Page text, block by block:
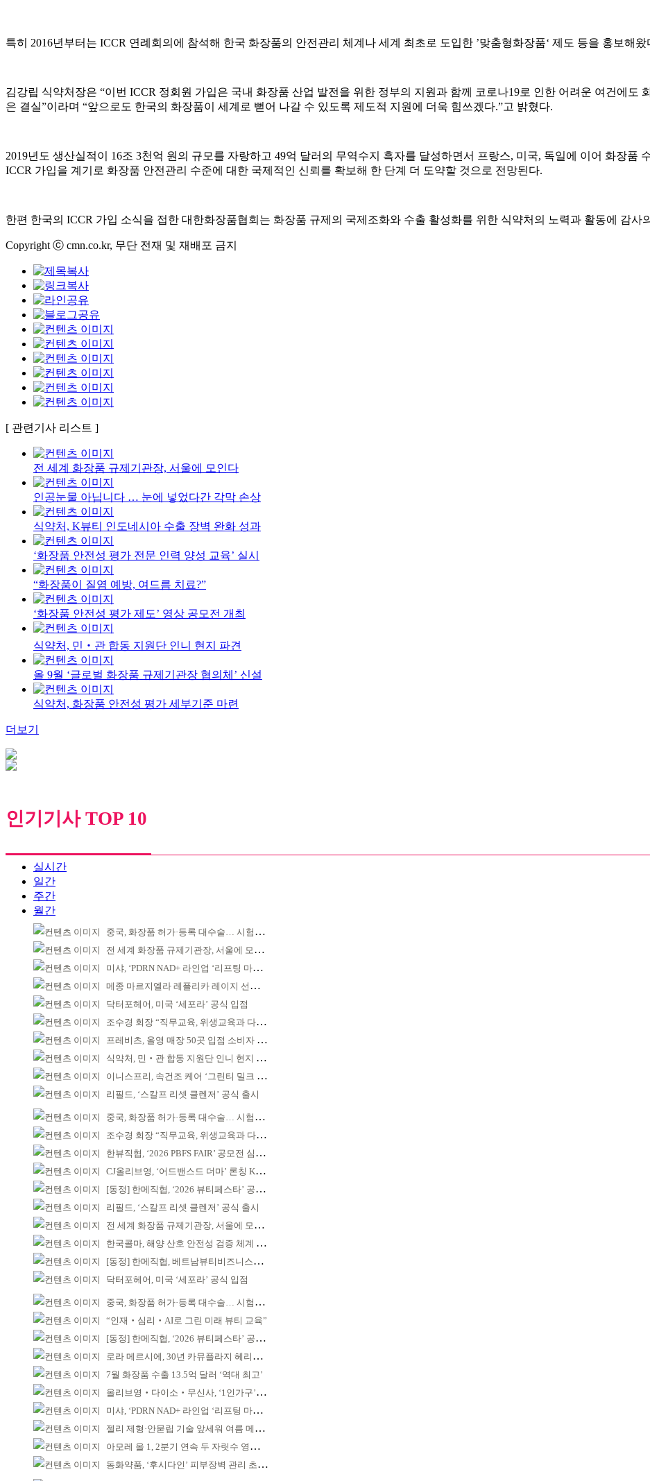
특히 2016년부터는 ICCR 연례회의에 참석해 한국 화장품의 안전관리 체계나 세계 최초로 도입한 ’맞춤형화장품‘ 제도 등을 홍보해왔
김강립 식약처장은 “이번 ICCR 정회원 가입은 국내 화장품 산업 발전을 위한 정부의 지원과 함께 코로나19로 인한 어려운 여건에도
은 결실”이라며 “앞으로도 한국의 화장품이 세계로 뻗어 나갈 수 있도록 제도적 지원에 더욱 힘쓰겠다.”고 밝혔다.
2019년도 생산실적이 16조 3천억 원의 규모를 자랑하고 49억 달러의 무역수지 흑자를 달성하면서 프랑스, 미국, 독일에 이어 화장품
ICCR 가입을 계기로 화장품 안전관리 수준에 대한 국제적인 신뢰를 확보해 한 단계 더 도약할 것으로 전망된다.
한편 한국의 ICCR 가입 소식을 접한 대한화장품협회는 화장품 규제의 국제조화와 수출 활성화를 위한 식약처의 노력과 활동에 감사
Copyright ⓒ cmn.co.kr, 무단 전재 및 재배포 금지
[ 관련기사 리스트 ]
전 세계 화장품 규제기관장, 서울에 모인다
인공눈물 아닙니다 … 눈에 넣었다간 각막 손상
식약처, K뷰티 인도네시아 수출 장벽 완화 성과
‘화장품 안전성 평가 전문 인력 양성 교육’ 실시
“화장품이 질염 예방, 여드름 치료?”
‘화장품 안전성 평가 제도’ 영상 공모전 개최
식약처, 민‧관 합동 지원단 인니 현지 파견
올 9월 ‘글로벌 화장품 규제기관장 협의체’ 신설
식약처, 화장품 안전성 평가 세부기준 마련
더보기
인기기사 TOP 10
실시간
일간
주간
월간
중국, 화장품 허가·등록 대수술… 시험자료 공용 허용
전 세계 화장품 규제기관장, 서울에 모인다
미샤, ‘PDRN NAD+ 라인업 ‘리프팅 마스크’ 출시
메종 마르지엘라 레플리카 레이지 선데이 모닝 디퓨저
닥터포헤어, 미국 ‘세포라’ 공식 입점
조수경 회장 “직무교육, 위생교육과 다르다”
프레비츠, 올영 매장 50곳 입점 소비자 접점 강화
식약처, 민‧관 합동 지원단 인니 현지 파견
이니스프리, 속건조 케어 ‘그린티 밀크 미스트’ 출시
리필드, ‘스칼프 리셋 클렌저’ 공식 출시
중국, 화장품 허가·등록 대수술… 시험자료 공용 허용
조수경 회장 “직무교육, 위생교육과 다르다”
한뷰직협, ‘2026 PBFS FAIR’ 공모전 심사 성료
CJ올리브영, ‘어드밴스드 더마’ 론칭 K더마 육성 박차
[동정] 한메직협, ‘2026 뷰티페스타’ 공동 주최
리필드, ‘스칼프 리셋 클렌저’ 공식 출시
전 세계 화장품 규제기관장, 서울에 모인다
한국콜마, 해양 산호 안전성 검증 체계 구축
[동정] 한메직협, 베트남뷰티비즈니스협회와 MOU
닥터포헤어, 미국 ‘세포라’ 공식 입점
중국, 화장품 허가·등록 대수술… 시험자료 공용 허용
“인재‧심리‧AI로 그린 미래 뷰티 교육”
[동정] 한메직협, ‘2026 뷰티페스타’ 공동 주최
로라 메르시에, 30년 카뮤플라지 헤리티지 담아
7월 화장품 수출 13.5억 달러 ‘역대 최고’
올리브영‧다이소‧무신사, ‘1인가구’가 이끈다
미샤, ‘PDRN NAD+ 라인업 ‘리프팅 마스크’ 출시
젤리 제형·안묻립 기술 앞세워 여름 메이크업 시장 공략
아모레 올 1, 2분기 연속 두 자릿수 영업이익률 기록
동화약품, ‘후시다인’ 피부장벽 관리 초점 ‘리브랜딩’